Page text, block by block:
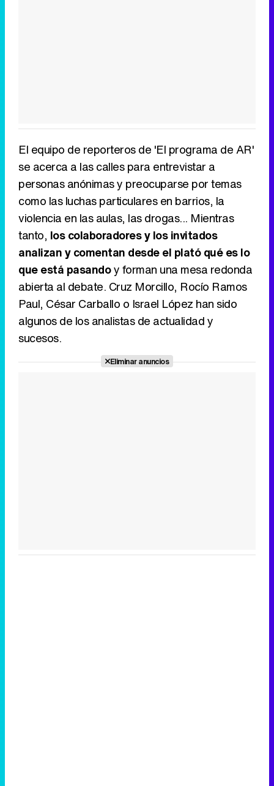
El equipo de reporteros de 'El programa de AR'
se acerca a las calles para entrevistar a
personas anónimas y preocuparse por temas
como las luchas particulares en barrios, la
violencia en las aulas, las drogas... Mientras
tanto, los colaboradores y los invitados
analizan y comentan desde el plató qué es lo
que está pasandoy forman una mesa redonda
abierta al debate. Cruz Morcillo, Rocío Ramos
Paul, César Carballo o Israel López han sido
algunos de los analistas de actualidad y
sucesos.
Eliminar anuncios